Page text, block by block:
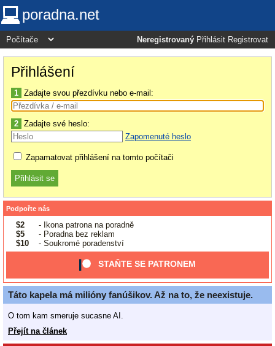
poradna.net
Neregistrovaný Přihlásit Registrovat
Přihlášení
1 Zadajte svou přezdívku nebo e-mail:
2 Zadajte své heslo:
Zapomenuté heslo
Zapamatovat přihlášení na tomto počítači
Podpořte nás
$2
- Ikona patrona na poradně
$5
- Poradna bez reklam
$10
- Soukromé poradenství
STAŇTE SE PATRONEM
Táto kapela má milióny fanúšikov. Až na to, že neexistuje.
O tom kam smeruje sucasne AI.
Přejít na článek